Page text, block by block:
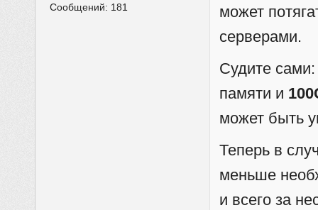
Сообщений: 181
может
серверами.
Судите
памяти и
может быть
Теперь в
меньше
и всего за